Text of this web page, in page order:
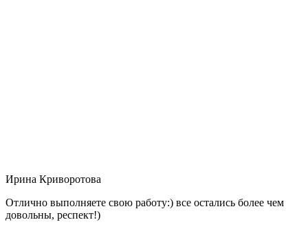
Ирина Криворотова
Отлично выполняете свою работу:) все остались более чем
довольны, респект!)